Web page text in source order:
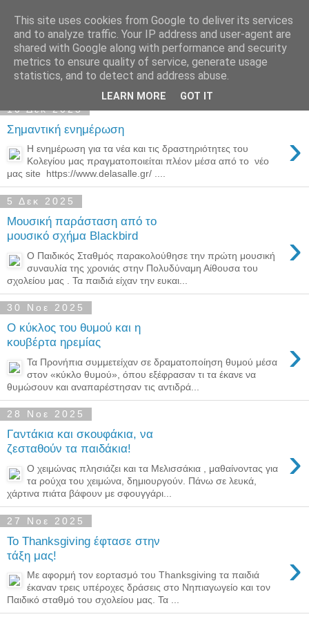
Παιδικός Σταθμός-
Νηπιαγωγείο "ΔΕΛΑΣΑΛ"
10 Δεκ 2025
Σημαντική ενημέρωση ›
Η ενημέρωση για τα νέα και τις δραστηριότητες του
Κολεγίου μας πραγματοποιείται πλέον μέσα από το νέο
μας site https://www.delasalle.gr/ ....
5 Δεκ 2025
Μουσική παράσταση από το
μουσικό σχήμα Blackbird
›
Ο Παιδικός Σταθμός παρακολούθησε την πρώτη μουσική
συναυλία της χρονιάς στην Πολυδύναμη Αίθουσα του
σχολείου μας . Τα παιδιά είχαν την ευκαι...
30 Νοε 2025
Ο κύκλος του θυμού και η
κουβέρτα ηρεμίας
›
Τα Προνήπια συμμετείχαν σε δραματοποίηση θυμού μέσα
στον «κύκλο θυμού», όπου εξέφρασαν τι τα έκανε να
θυμώσουν και αναπαρέστησαν τις αντιδρά...
28 Νοε 2025
Γαντάκια και σκουφάκια, να
ζεσταθούν τα παιδάκια!
›
Ο χειμώνας πλησιάζει και τα Μελισσάκια , μαθαίνοντας για
τα ρούχα του χειμώνα, δημιουργούν. Πάνω σε λευκά,
χάρτινα πιάτα βάφουν με σφουγγάρι...
27 Νοε 2025
Το Thanksgiving έφτασε στην
τάξη μας!
›
Με αφορμή τον εορτασμό του Thanksgiving τα παιδιά
έκαναν τρεις υπέροχες δράσεις στο Νηπιαγωγείο και τον
Παιδικό σταθμό του σχολείου μας. Τα ...
This site uses cookies from Google to deliver its services
and to analyze traffic. Your IP address and user-agent are
shared with Google along with performance and security
metrics to ensure quality of service, generate usage
statistics, and to detect and address abuse.
LEARN MORE GOT IT